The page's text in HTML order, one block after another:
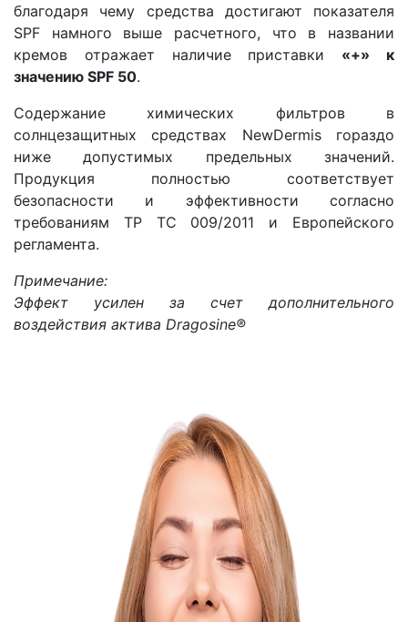
благодаря чему средства достигают показателя
SPF намного выше расчетного, что в названии
кремов отражает наличие приставки «+» к
значению SPF 50.
Содержание химических фильтров в
солнцезащитных средствах NewDermis гораздо
ниже допустимых предельных значений.
Продукция полностью соответствует
безопасности и эффективности согласно
требованиям ТР ТС 009/2011 и Европейского
регламента.
Примечание:
Эффект усилен за счет дополнительного
воздействия актива Dragosine®️